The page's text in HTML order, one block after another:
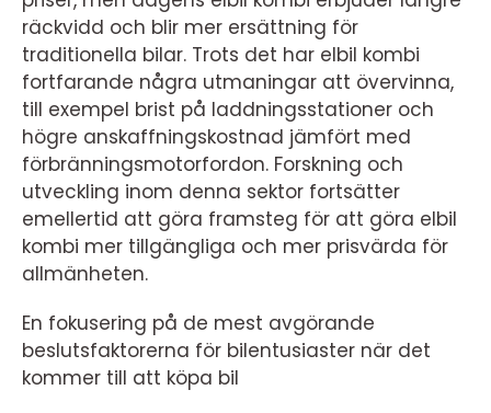
räckvidd och blir mer ersättning för
traditionella bilar. Trots det har elbil kombi
fortfarande några utmaningar att övervinna,
till exempel brist på laddningsstationer och
högre anskaffningskostnad jämfört med
förbränningsmotorfordon. Forskning och
utveckling inom denna sektor fortsätter
emellertid att göra framsteg för att göra elbil
kombi mer tillgängliga och mer prisvärda för
allmänheten.
En fokusering på de mest avgörande
beslutsfaktorerna för bilentusiaster när det
kommer till att köpa bil